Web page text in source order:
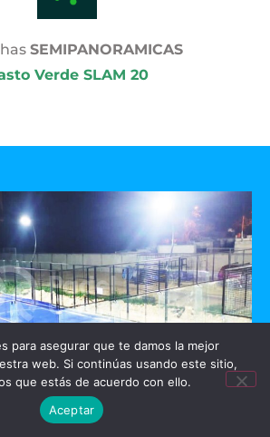
SEMIPANORAMICAS
Verde SLAM 20
para asegurar que te damos la mejor
web. Si continúas usando este sitio,
que estás de acuerdo con ello.
Aceptar